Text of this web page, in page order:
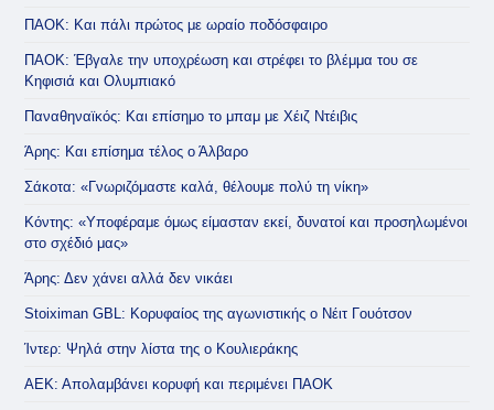
ΠΑΟΚ: Και πάλι πρώτος με ωραίο ποδόσφαιρο
ΠΑΟΚ: Έβγαλε την υποχρέωση και στρέφει το βλέμμα του σε
Κηφισιά και Ολυμπιακό
Παναθηναϊκός: Και επίσημο το μπαμ με Χέιζ Ντέιβις
Άρης: Και επίσημα τέλος ο Άλβαρο
Σάκοτα: «Γνωριζόμαστε καλά, θέλουμε πολύ τη νίκη»
Κόντης: «Υποφέραμε όμως είμασταν εκεί, δυνατοί και προσηλωμένοι
στο σχέδιό μας»
Άρης: Δεν χάνει αλλά δεν νικάει
Stoiximan GBL: Κορυφαίος της αγωνιστικής ο Νέιτ Γουότσον
Ίντερ: Ψηλά στην λίστα της ο Κουλιεράκης
ΑΕΚ: Απολαμβάνει κορυφή και περιμένει ΠΑΟΚ